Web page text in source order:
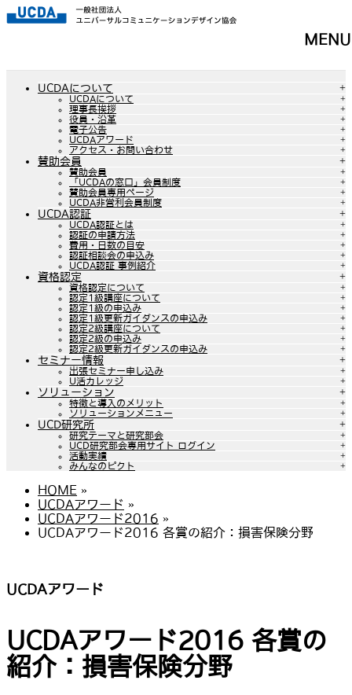
MENU
ー
UCDAについて
UCDAについて
理事長挨拶
役員・沿革
電子公告
UCDAアワード
アクセス・お問い合わせ
賛助会員
賛助会員
「UCDAの窓口」会員制度
賛助会員専用ページ
UCDA非営利会員制度
UCDA認証
UCDA認証とは
認証の申請方法
費用・日数の目安
認証相談会の申込み
UCDA認証 事例紹介
資格認定
資格認定について
認定1級講座について
認定1級の申込み
認定1級更新ガイダンスの申込み
認定2級講座について
認定2級の申込み
認定2級更新ガイダンスの申込み
セミナー情報
出張セミナー申し込み
U活カレッジ
ソリューション
特徴と導入のメリット
ソリューションメニュー
UCD研究所
研究テーマと研究部会
UCD研究部会専用サイト ログイン
活動実績
みんなのピクト
HOME »
UCDAアワード »
UCDAアワード2016 »
UCDAアワード2016 各賞の紹介：損害保険分野
UCDAアワード
UCDAアワード2016 各賞の
紹介：損害保険分野